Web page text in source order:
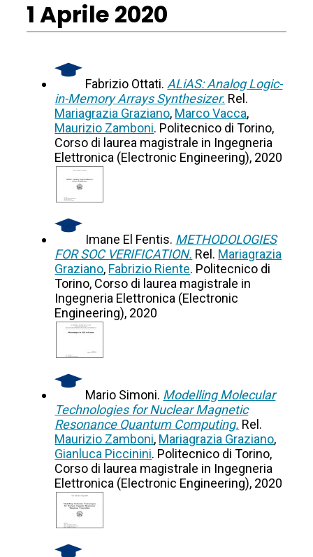
1 Aprile 2020
Fabrizio Ottati.ALiAS: Analog Logic-
in-Memory Arrays Synthesizer. Rel.
Mariagrazia Graziano, Marco Vacca,
Maurizio Zamboni. Politecnico di Torino,
Corso di laurea magistrale in Ingegneria
Elettronica (Electronic Engineering), 2020
Imane El Fentis. METHODOLOGIES
FOR SOC VERIFICATION. Rel. Mariagrazia
Graziano, Fabrizio Riente. Politecnico di
Torino, Corso di laurea magistrale in
Ingegneria Elettronica (Electronic
Engineering), 2020
Mario Simoni. Modelling Molecular
Technologies for Nuclear Magnetic
Resonance Quantum Computing. Rel.
Maurizio Zamboni, Mariagrazia Graziano,
Gianluca Piccinini. Politecnico di Torino,
Corso di laurea magistrale in Ingegneria
Elettronica (Electronic Engineering), 2020